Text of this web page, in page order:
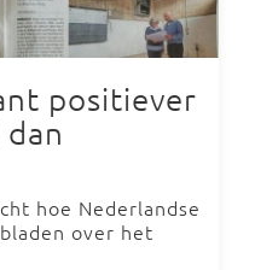
positiever
hoe Nederlandse
over het